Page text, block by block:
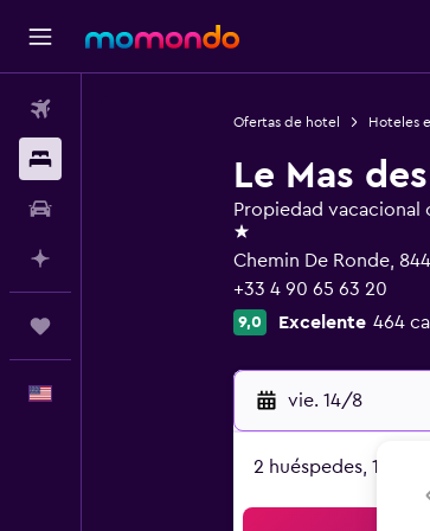
Ofertas de hotel Hoteles
Le Mas
Propiedad vacacional
1 estrella
Chemin De Ronde,
+33 4 90 65 63 20
9,0 Excelente 464
vie. 14/8
2 huéspedes, 1